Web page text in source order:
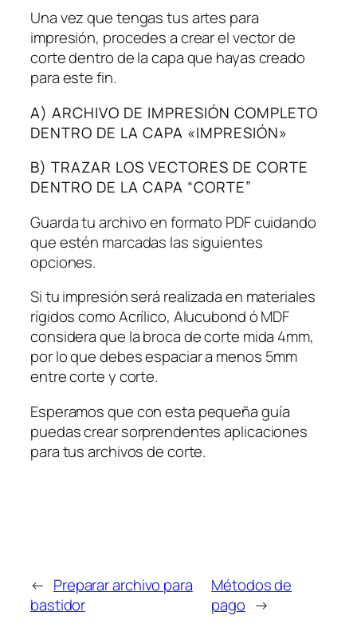
Una vez que tengas tus artes para
impresión, procedes a crear el vector de
corte dentro de la capa que hayas creado
para este fin.
A) ARCHIVO DE IMPRESIÓN COMPLETO
DENTRO DE LA CAPA «IMPRESIÓN»
B) TRAZAR LOS VECTORES DE CORTE
DENTRO DE LA CAPA “CORTE”
Guarda tu archivo en formato PDF cuidando
que estén marcadas las siguientes
opciones.
Si tu impresión será realizada en materiales
rígidos como Acrílico, Alucubond ó MDF
considera que la broca de corte mida 4mm,
por lo que debes espaciar a menos 5mm
entre corte y corte.
Esperamos que con esta pequeña guía
puedas crear sorprendentes aplicaciones
para tus archivos de corte.
← Preparar archivo para
bastidor
Métodos de
pago →